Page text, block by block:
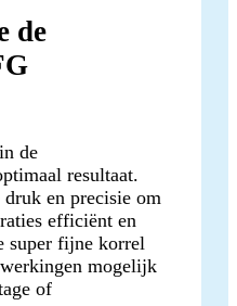
de
de
resultaat.
en precisie om
efficiënt en
super fijne korrel
mogelijk
of